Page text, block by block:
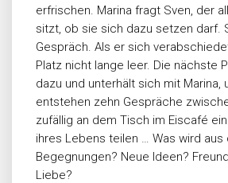
erfrischen. Marina fragt Sven, der
sitzt, ob sie sich dazu setzen darf.
Gespräch. Als er sich
Platz nicht lange leer. Die nächste
dazu und unterhält sich mit Marina,
entstehen zehn Gespräche
zufällig an dem Tisch im Eiscafé
ihres Lebens teilen … Was wird aus
Begegnungen? Neue Ideen?
Liebe?